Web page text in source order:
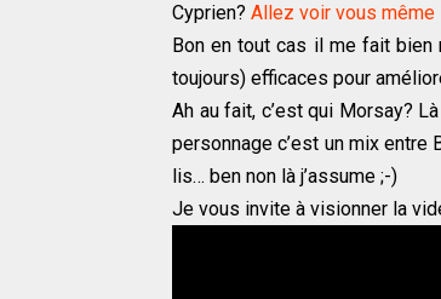
Cyprien? Allez voir vous même
Bon en tout cas il me fait bien
toujours) efficaces pour
Ah au fait, c’est qui Morsay?
personnage c’est un mix
lis… ben non là j’assume ;-)
Je vous invite à visionner la